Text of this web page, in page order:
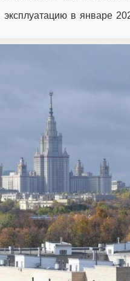
в январе